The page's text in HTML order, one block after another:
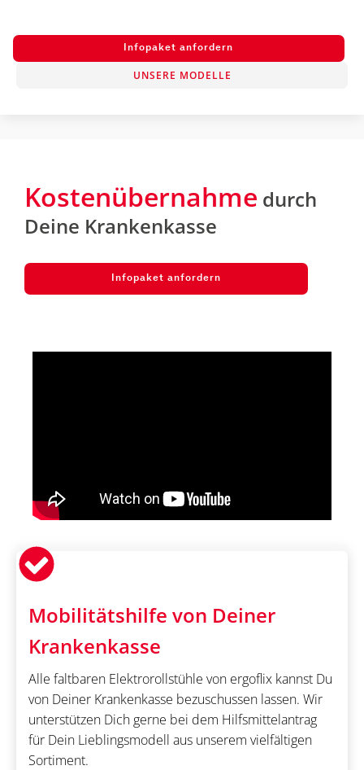
Infopaket anfordern
UNSERE MODELLE
Kostenübernahme durch
Deine Krankenkasse
Infopaket anfordern
Mobilitätshilfe von Deiner
Krankenkasse
Alle faltbaren Elektrorollstühle von ergoflix kannst Du
von Deiner Krankenkasse bezuschussen lassen. Wir
unterstützen Dich gerne bei dem Hilfsmittelantrag
für Dein Lieblingsmodell aus unserem vielfältigen
Sortiment.